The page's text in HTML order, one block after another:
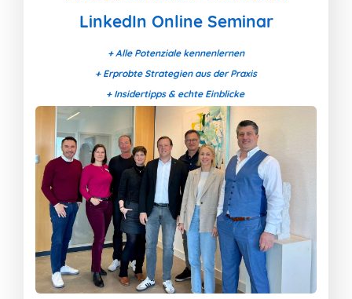
LinkedIn Online Seminar
+ Alle Potenziale kennenlernen
+ Erprobte Strategien aus der Praxis
+ Insidertipps & echte Einblicke